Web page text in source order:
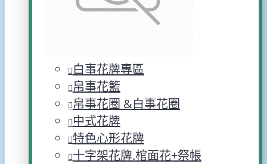
白事花牌專區
帛事花籃
帛事花圈 &白事花圈
中式花牌
特色心形花牌
十字架花牌.棺面花+祭帳